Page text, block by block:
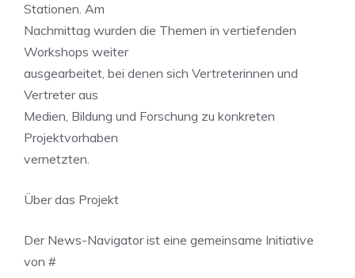
Stationen. Am
Nachmittag wurden die Themen in vertiefenden
Workshops weiter
ausgearbeitet, bei denen sich Vertreterinnen und
Vertreter aus
Medien, Bildung und Forschung zu konkreten
Projektvorhaben
vernetzten.
Über das Projekt
Der News-Navigator ist eine gemeinsame Initiative
von #